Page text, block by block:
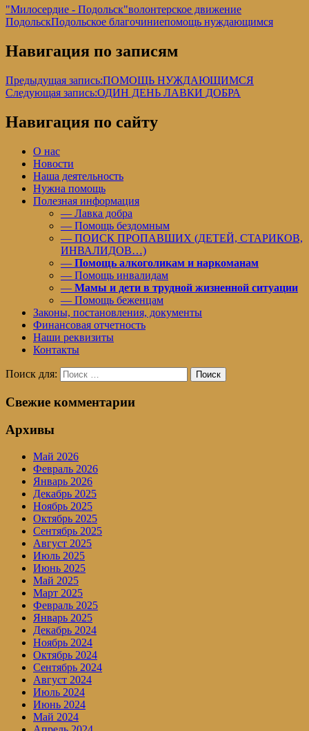
"Милосердие - Подольск"волонтерское движение
ПодольскПодольское благочиниепомощь нуждающимся
Навигация по записям
Предыдущая запись:ПОМОЩЬ НУЖДАЮЩИМСЯ
Следующая запись:ОДИН ДЕНЬ ЛАВКИ ДОБРА
Навигация по сайту
О нас
Новости
Наша деятельность
Нужна помощь
Полезная информация
— Лавка добра
— Помощь бездомным
— ПОИСК ПРОПАВШИХ (ДЕТЕЙ, СТАРИКОВ,
ИНВАЛИДОВ…)
— Помощь алкоголикам и наркоманам
— Помощь инвалидам
— Мамы и дети в трудной жизненной ситуации
— Помощь беженцам
Законы, постановления, документы
Финансовая отчетность
Наши реквизиты
Контакты
Поиск для: Поиск
Свежие комментарии
Архивы
Май 2026
Февраль 2026
Январь 2026
Декабрь 2025
Ноябрь 2025
Октябрь 2025
Сентябрь 2025
Август 2025
Июль 2025
Июнь 2025
Май 2025
Март 2025
Февраль 2025
Январь 2025
Декабрь 2024
Ноябрь 2024
Октябрь 2024
Сентябрь 2024
Август 2024
Июль 2024
Июнь 2024
Май 2024